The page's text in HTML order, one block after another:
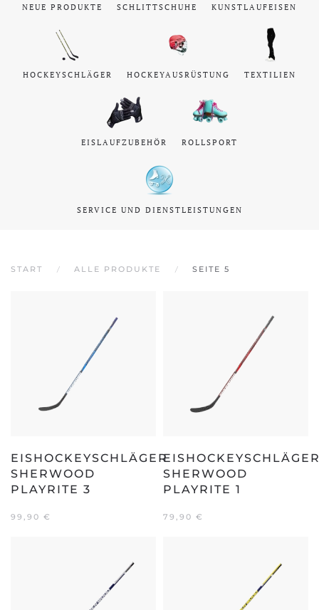
NEUE PRODUKTE SCHLITTSCHUHE KUNSTLAUFEISEN
HOCKEYSCHLÄGER HOCKEYAUSRÜSTUNG TEXTILIEN
EISLAUFZUBEHÖR ROLLSPORT
SERVICE UND DIENSTLEISTUNGEN
START ALLE PRODUKTE SEITE 5
EISHOCKEYSCHLÄGER
SHERWOOD
PLAYRITE 3
99,90 €
SHERWOOD
PLAYRITE 1
79,90 €